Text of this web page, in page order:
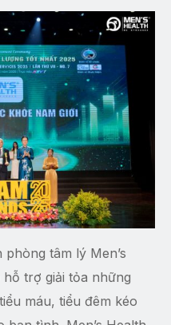
tâm lý Men’s
trợ giải tỏa những
máu, tiểu đêm kéo